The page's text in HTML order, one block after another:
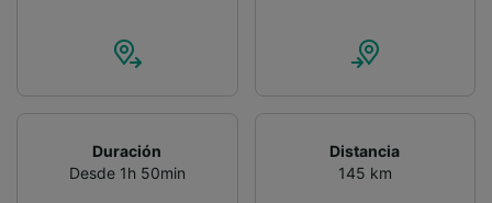
Duración
Desde 1h 50min
Distancia
145 km